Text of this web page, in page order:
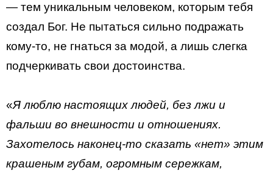
— тем уникальным человеком, которым тебя
создал Бог. Не пытаться сильно подражать
кому-то, не гнаться за модой, а лишь слегка
подчеркивать свои достоинства.
«Я люблю настоящих людей, без лжи и
фальши во внешности и отношениях.
Захотелось наконец-то сказать «нет» этим
крашеным губам, огромным сережкам,